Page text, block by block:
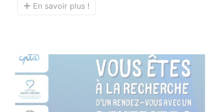
En savoir plus !